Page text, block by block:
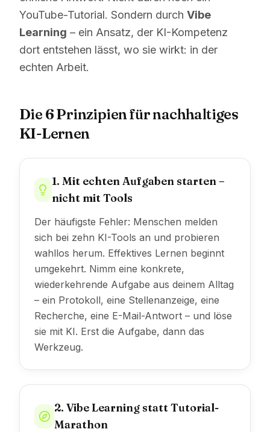
YouTube-Tutorial. Sondern durch Vibe
Learning – ein Ansatz, der KI-Kompetenz
dort entstehen lässt, wo sie wirkt: in der
echten Arbeit.
Die 6 Prinzipien für nachhaltiges
KI-Lernen
1. Mit echten Aufgaben starten –
nicht mit Tools
Der häufigste Fehler: Menschen melden
sich bei zehn KI-Tools an und probieren
wahllos herum. Effektives Lernen beginnt
umgekehrt. Nimm eine konkrete,
wiederkehrende Aufgabe aus deinem Alltag
– ein Protokoll, eine Stellenanzeige, eine
Recherche, eine E-Mail-Antwort – und löse
sie mit KI. Erst die Aufgabe, dann das
Werkzeug.
2. Vibe Learning statt Tutorial-
Marathon